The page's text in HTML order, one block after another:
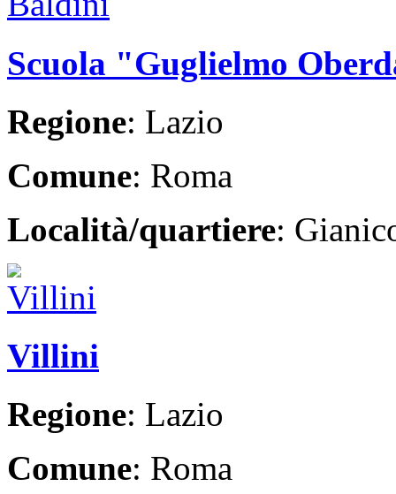
Scuola "Guglielmo
Regione: Lazio
Comune: Roma
Località/quartiere:
Villini
Regione: Lazio
Comune: Roma